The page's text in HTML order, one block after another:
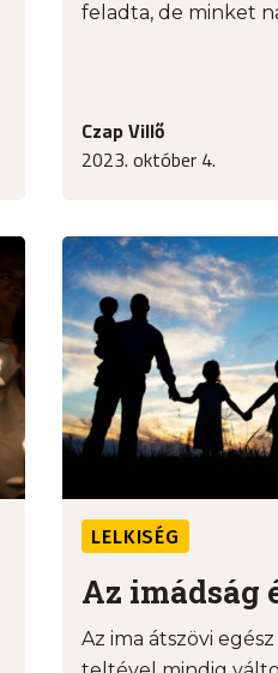
feladta, de minket
Czap Villő
2023. október 4.
LELKISÉG
Az imádság
Az ima átszövi